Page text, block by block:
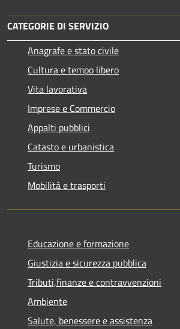
CATEGORIE DI SERVIZIO
Anagrafe e stato civile
Cultura e tempo libero
Vita lavorativa
Imprese e Commercio
Appalti pubblici
Catasto e urbanistica
Turismo
Mobilità e trasporti
Educazione e formazione
Giustizia e sicurezza pubblica
Tributi,finanze e contravvenzioni
Ambiente
Salute, benessere e assistenza